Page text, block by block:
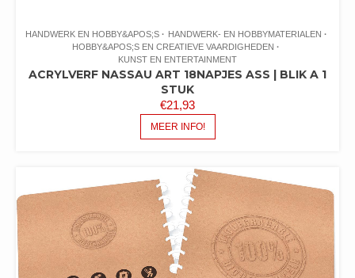
HANDWERK EN HOBBY&APOS;S
HANDWERK- EN HOBBYMATERIALEN
HOBBY&APOS;S EN CREATIEVE VAARDIGHEDEN
KUNST EN ENTERTAINMENT
ACRYLVERF NASSAU ART 18NAPJES ASS | BLIK A 1
STUK
€21,93
MEER INFO!